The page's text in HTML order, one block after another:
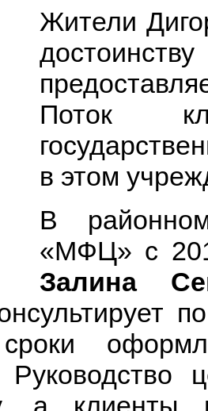
Жители
Поток
в этом
В
«МФЦ» с
Залина
Руководство